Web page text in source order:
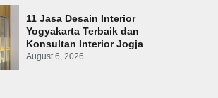
11 Jasa Desain Interior
Yogyakarta Terbaik dan
Konsultan Interior Jogja
August 6, 2026